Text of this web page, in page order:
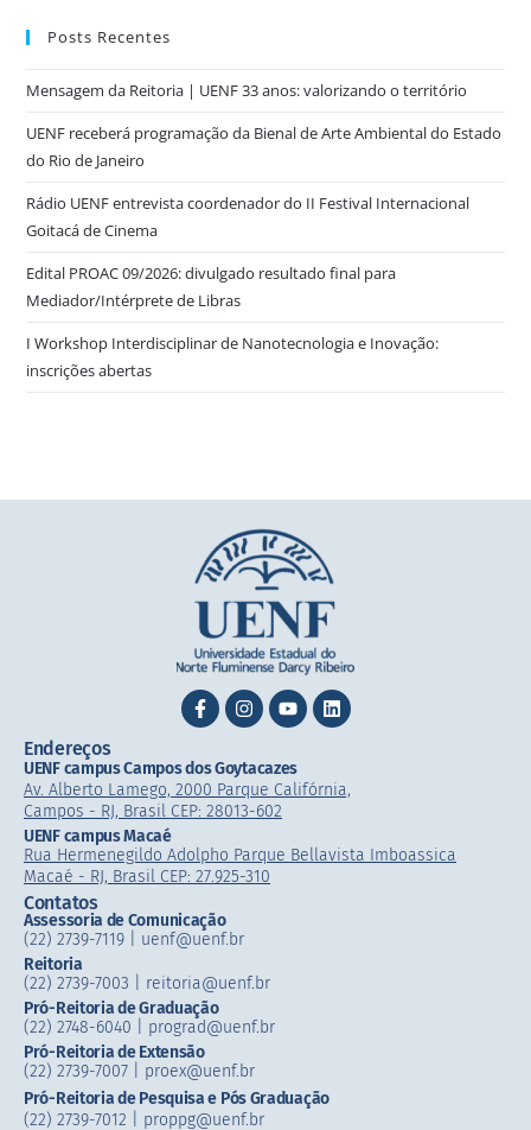
Posts Recentes
Mensagem da Reitoria | UENF 33 anos: valorizando o território
UENF receberá programação da Bienal de Arte Ambiental do Estado
do Rio de Janeiro
Rádio UENF entrevista coordenador do II Festival Internacional
Goitacá de Cinema
Edital PROAC 09/2026: divulgado resultado final para
Mediador/Intérprete de Libras
I Workshop Interdisciplinar de Nanotecnologia e Inovação:
inscrições abertas
Endereços
UENF campus Campos dos Goytacazes
Av. Alberto Lamego, 2000 Parque Califórnia,
Campos - RJ, Brasil CEP: 28013-602
UENF campus Macaé
Rua Hermenegildo Adolpho Parque Bellavista Imboassica
Macaé - RJ, Brasil CEP: 27.925-310
Contatos
Assessoria de Comunicação
(22) 2739-7119 | uenf@uenf.br
Reitoria
(22) 2739-7003 |​ reitoria@uenf.br
Pró-Reitoria de Graduação
(22) 2748-6040 | prograd@uenf.br
Pró-Reitoria de Extensão
(22) 2739-7007​ | proex@uenf.br
Pró-Reitoria de Pesquisa e Pós Graduação
(22) 2739-7012 | proppg@uenf.br